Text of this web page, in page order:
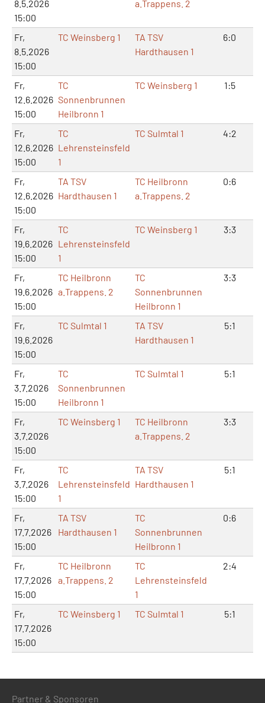
8.5.2026
15:00
a.Trappens. 2
Fr,
8.5.2026
15:00
TC Weinsberg 1
TA TSV
Hardthausen 1
6:0
Fr,
12.6.2026
15:00
TC
Sonnenbrunnen
Heilbronn 1
TC Weinsberg 1 1:5
Fr,
12.6.2026
15:00
TC
Lehrensteinsfeld
1
TC Sulmtal 1 4:2
Fr,
12.6.2026
15:00
TA TSV
Hardthausen 1
TC Heilbronn
a.Trappens. 2
0:6
Fr,
19.6.2026
15:00
TC
Lehrensteinsfeld
1
TC Weinsberg 1 3:3
Fr,
19.6.2026
15:00
TC Heilbronn
a.Trappens. 2
TC
Sonnenbrunnen
Heilbronn 1
3:3
Fr,
19.6.2026
15:00
TC Sulmtal 1
TA TSV
Hardthausen 1
5:1
Fr,
3.7.2026
15:00
TC
Sonnenbrunnen
Heilbronn 1
TC Sulmtal 1 5:1
Fr,
3.7.2026
15:00
TC Weinsberg 1
TC Heilbronn
a.Trappens. 2
3:3
Fr,
3.7.2026
15:00
TC
Lehrensteinsfeld
1
TA TSV
Hardthausen 1
5:1
Fr,
17.7.2026
15:00
TA TSV
Hardthausen 1
TC
Sonnenbrunnen
Heilbronn 1
0:6
Fr,
17.7.2026
15:00
TC Heilbronn
a.Trappens. 2
TC
Lehrensteinsfeld
1
2:4
Fr,
17.7.2026
15:00
TC Weinsberg 1 TC Sulmtal 1 5:1
Partner & Sponsoren